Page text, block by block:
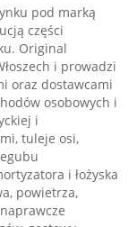
pod marką
części
Original
i prowadzi
oraz dostawcami
osobowych i
i
tuleje osi,
i łożyska
powietrza,